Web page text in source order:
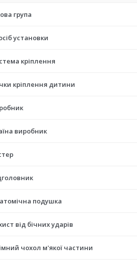
група
установки
кріплення
кріплення дитини
виробник
подушка
від бічних ударів
чохол м'якої частини